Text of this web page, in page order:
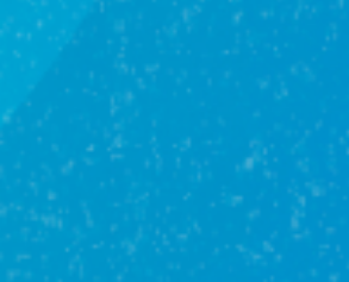
Гость Роза
20 февраля в 19:43
Спасибо большое Эрику, за
от начала до конца, за
нашего дома. Всегда на связи,